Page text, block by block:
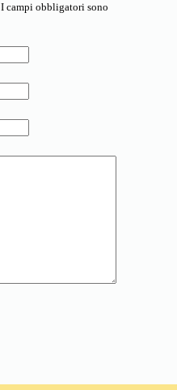
I campi obbligatori sono